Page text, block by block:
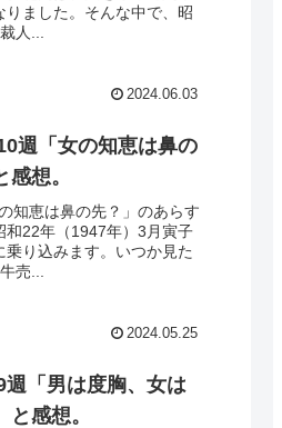
ました。そんな中で、昭
人...
2024.06.03
週「女の知恵は鼻の
想。
知恵は鼻の先？」のあらす
和22年（1947年）3月寅子
り込みます。いつか見た
売...
2024.05.25
「男は度胸、女は
感想。